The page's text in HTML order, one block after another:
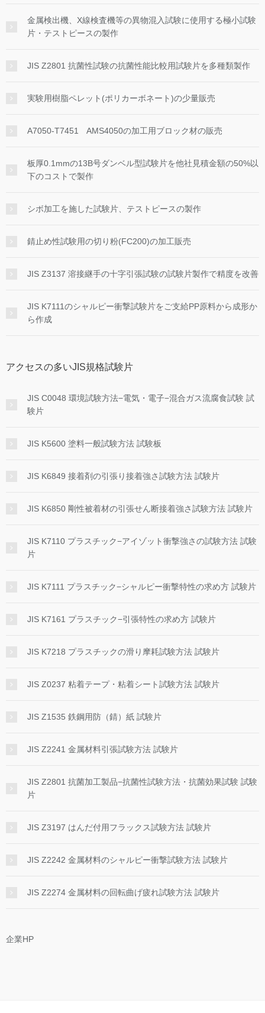
金属検出機、X線検査機等の異物混入試験に使用する極小試験
片・テストピースの製作
JIS Z2801 抗菌性試験の抗菌性能比較用試験片を多種類製作
実験用樹脂ペレット(ポリカーボネート)の少量販売
A7050-T7451 AMS4050の加工用ブロック材の販売
板厚0.1mmの13B号ダンベル型試験片を他社見積金額の50%以
下のコストで製作
シボ加工を施した試験片、テストピースの製作
錆止め性試験用の切り粉(FC200)の加工販売
JIS Z3137 溶接継手の十字引張試験の試験片製作で精度を改善
JIS K7111のシャルピー衝撃試験片をご支給PP原料から成形か
ら作成
アクセスの多いJIS規格試験片
JIS C0048 環境試験方法−電気・電子−混合ガス流腐食試験 試
験片
JIS K5600 塗料一般試験方法 試験板
JIS K6849 接着剤の引張り接着強さ試験方法 試験片
JIS K6850 剛性被着材の引張せん断接着強さ試験方法 試験片
JIS K7110 プラスチック−アイゾット衝撃強さの試験方法 試験
片
JIS K7111 プラスチック−シャルピー衝撃特性の求め方 試験片
JIS K7161 プラスチック−引張特性の求め方 試験片
JIS K7218 プラスチックの滑り摩耗試験方法 試験片
JIS Z0237 粘着テープ・粘着シート試験方法 試験片
JIS Z1535 鉄鋼用防（錆）紙 試験片
JIS Z2241 金属材料引張試験方法 試験片
JIS Z2801 抗菌加工製品−抗菌性試験方法・抗菌効果試験 試験
片
JIS Z3197 はんだ付用フラックス試験方法 試験片
JIS Z2242 金属材料のシャルピー衝撃試験方法 試験片
JIS Z2274 金属材料の回転曲げ疲れ試験方法 試験片
企業HP